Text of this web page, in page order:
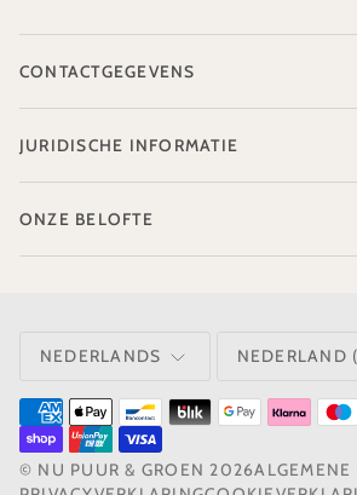
CONTACTGEGEVENS
JURIDISCHE INFORMATIE
ONZE BELOFTE
NEDERLANDS NEDERLAND
© NU PUUR & GROEN 2026ALGEMENE